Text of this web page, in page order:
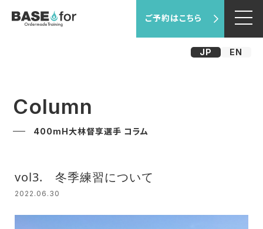
ご予約はこちら
JP EN
Column
400mH大林督享選手 コラム
vol3. 冬季練習について
2022.06.30